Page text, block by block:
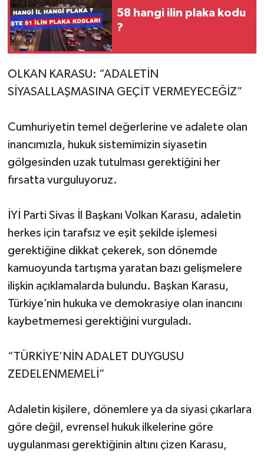
58 hangi ilin plaka kodu
?
OLKAN KARASU: “ADALETİN
SİYASALLAŞMASINA GEÇİT VERMEYECEĞİZ”
Cumhuriyetin temel değerlerine ve adalete olan
inancımızla, hukuk sistemimizin siyasetin
gölgesinden uzak tutulması gerektiğini her
fırsatta vurguluyoruz.
İYİ Parti Sivas İl Başkanı Volkan Karasu, adaletin
herkes için tarafsız ve eşit şekilde işlemesi
gerektiğine dikkat çekerek, son dönemde
kamuoyunda tartışma yaratan bazı gelişmelere
ilişkin açıklamalarda bulundu. Başkan Karasu,
Türkiye’nin hukuka ve demokrasiye olan inancını
kaybetmemesi gerektiğini vurguladı.
“TÜRKİYE’NİN ADALET DUYGUSU
ZEDELENMEMELİ”
Adaletin kişilere, dönemlere ya da siyasi çıkarlara
göre değil, evrensel hukuk ilkelerine göre
uygulanması gerektiğinin altını çizen Karasu,